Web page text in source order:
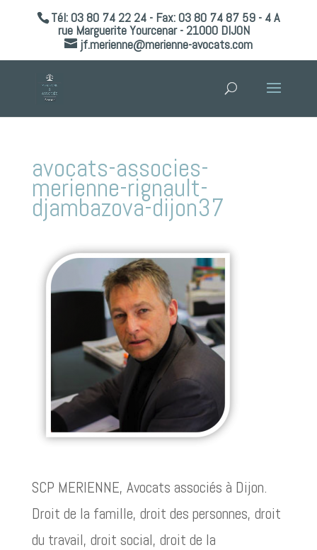
Tél: 03 80 74 22 24 - Fax: 03 80 74 87 59 - 4 A
rue Marguerite Yourcenar - 21000 DIJON
jf.merienne@merienne-avocats.com
avocats-associes-
merienne-rignault-
djambazova-dijon37
SCP MERIENNE, Avocats associés à Dijon.
Droit de la famille, droit des personnes, droit
du travail, droit social, droit de la